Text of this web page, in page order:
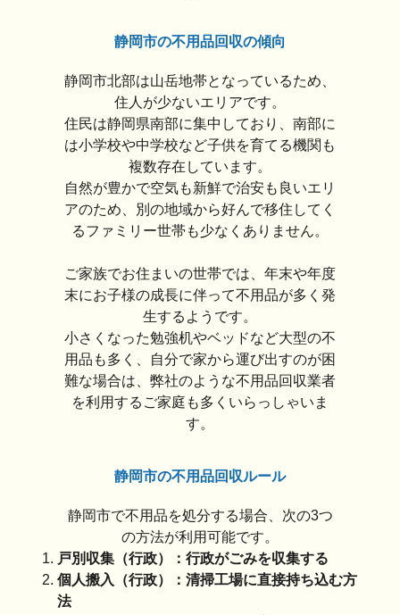
静岡市の不用品回収の傾向
静岡市北部は山岳地帯となっているため、
住人が少ないエリアです。
住民は静岡県南部に集中しており、南部に
は小学校や中学校など子供を育てる機関も
複数存在しています。
自然が豊かで空気も新鮮で治安も良いエリ
アのため、別の地域から好んで移住してく
るファミリー世帯も少なくありません。
ご家族でお住まいの世帯では、年末や年度
末にお子様の成長に伴って不用品が多く発
生するようです。
小さくなった勉強机やベッドなど大型の不
用品も多く、自分で家から運び出すのが困
難な場合は、弊社のような不用品回収業者
を利用するご家庭も多くいらっしゃいま
す。
静岡市の不用品回収ルール
静岡市で不用品を処分する場合、次の3つ
の方法が利用可能です。
戸別収集（行政）：行政がごみを収集する
個人搬入（行政）：清掃工場に直接持ち込む方
法